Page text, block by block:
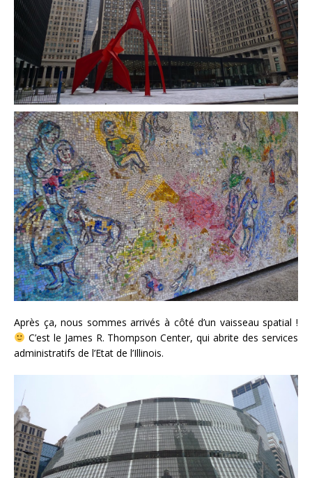
Après ça, nous sommes arrivés à côté d’un vaisseau spatial !
C’est le James R. Thompson Center, qui abrite des services
administratifs de l’Etat de l’Illinois.